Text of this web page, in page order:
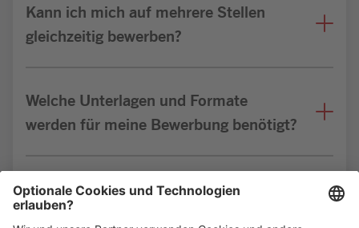
Kann ich mich auf mehrere Stellen
gleichzeitig bewerben?
Welche Unterlagen und Formate
werden für meine Bewerbung benötigt?
Bin ich für die Stelle geeignet?